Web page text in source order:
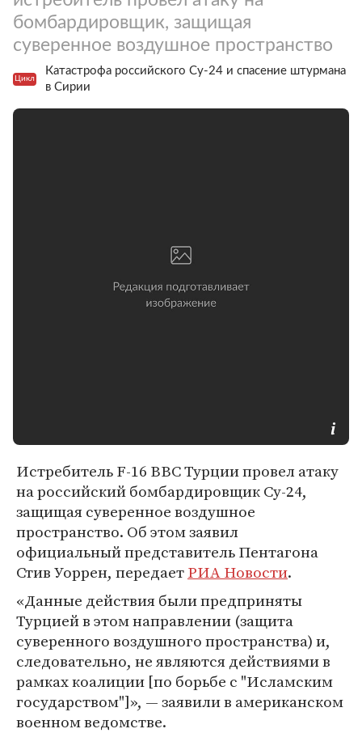
бомбардировщик, защищая
суверенное воздушное пространство
Цикл
Катастрофа российского Су-24 и спасение штурмана
в Сирии
Истребитель F-16 ВВС Турции провел атаку
на российский бомбардировщик Су-24,
защищая суверенное воздушное
пространство. Об этом заявил
официальный представитель Пентагона
Стив Уоррен, передаетРИА Новости.
«Данные действия были предприняты
Турцией в этом направлении (защита
суверенного воздушного пространства) и,
следовательно, не являются действиями в
рамках коалиции [по борьбе с "Исламским
государством"]», — заявили в американском
военном ведомстве.